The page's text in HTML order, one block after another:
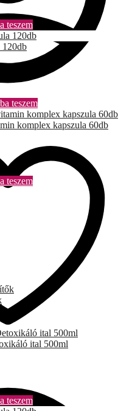
teszem
120db
teszem
komplex kapszula 60db
teszem
ital 500ml
teszem